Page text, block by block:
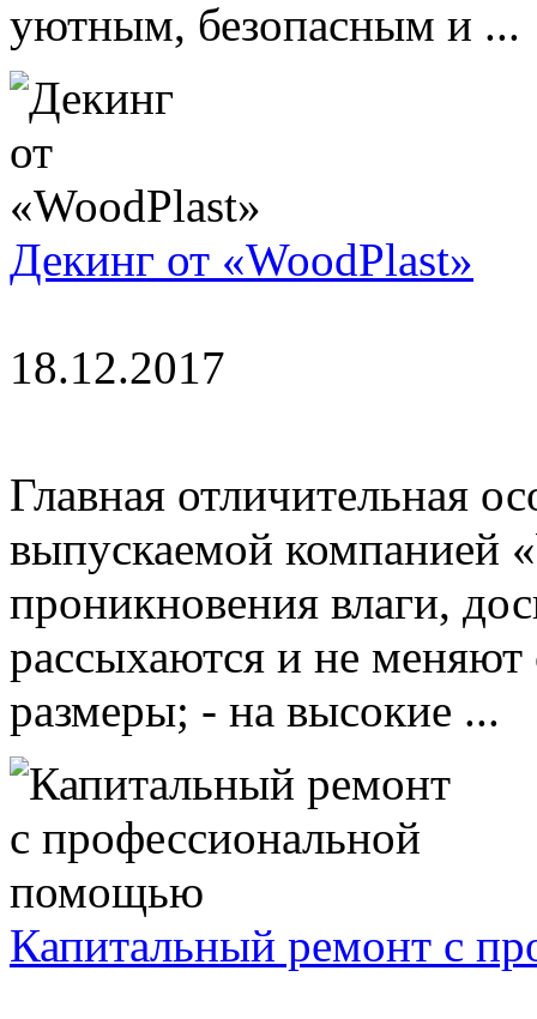
уютным, безопасным и ...
Декинг от «WoodPlast»
18.12.2017
Главная отличительная
выпускаемой компанией
проникновения влаги,
рассыхаются и не
размеры; - на высокие ...
Капитальный ремонт с